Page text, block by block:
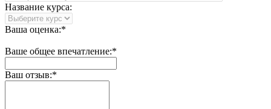
Название курса:
Ваша оценка:*
Ваше общее впечатление:*
Ваш отзыв:*